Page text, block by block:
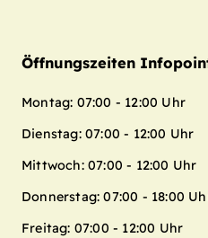
Öffnungszeiten
Montag: 07:00 - 12:00 Uhr
Dienstag: 07:00 - 12:00 Uhr
Mittwoch: 07:00 - 12:00 Uhr
Donnerstag: 07:00 - 18:00
Freitag: 07:00 - 12:00 Uhr